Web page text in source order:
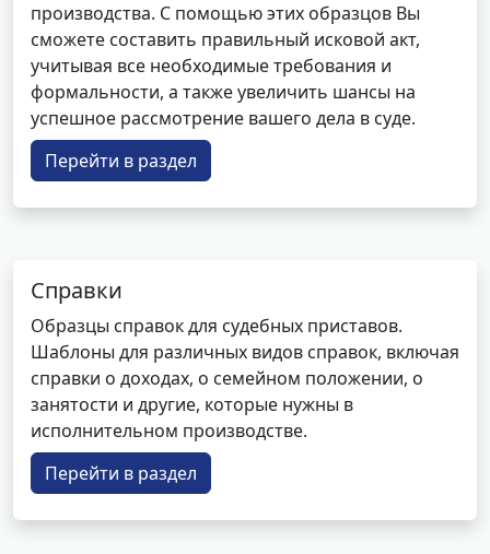
производства. С помощью этих образцов Вы
сможете составить правильный исковой акт,
учитывая все необходимые требования и
формальности, а также увеличить шансы на
успешное рассмотрение вашего дела в суде.
Перейти в раздел
Справки
Образцы справок для судебных приставов.
Шаблоны для различных видов справок, включая
справки о доходах, о семейном положении, о
занятости и другие, которые нужны в
исполнительном производстве.
Перейти в раздел